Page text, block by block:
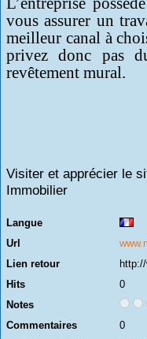
vous assurer un
meilleur canal à
privez donc pas
revêtement mural.
Visiter et apprécier le
Immobilier
Langue
Url
Lien retour
Hits
0
Notes
Commentaires
0